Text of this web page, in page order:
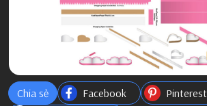
Chia sẻ Facebook Pinterest